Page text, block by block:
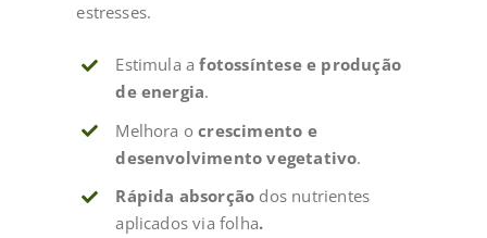
estresses.
Estimula afotossíntese e produção
de energia.
Melhora ocrescimento e
desenvolvimento vegetativo.
Rápida absorção dos nutrientes
aplicados via folha.